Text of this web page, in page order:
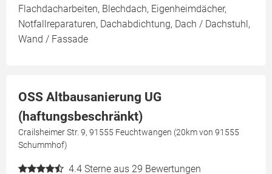
Flachdacharbeiten, Blechdach, Eigenheimdächer,
Notfallreparaturen, Dachabdichtung, Dach / Dachstuhl,
Wand / Fassade
OSS Altbausanierung UG
(haftungsbeschränkt)
Crailsheimer Str. 9, 91555 Feuchtwangen (20km von 91555
Schummhof)
4.4 Sterne aus 29 Bewertungen